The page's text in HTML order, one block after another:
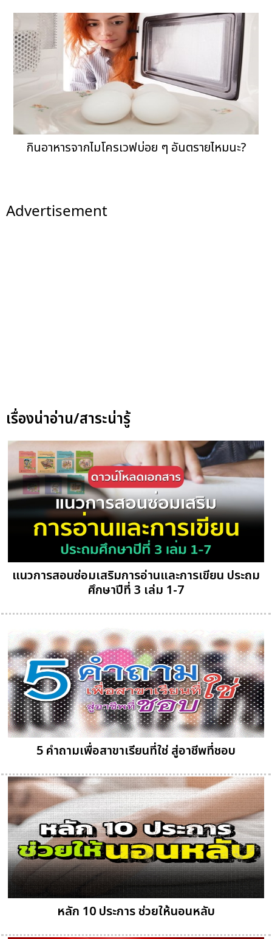
กินอาหารจากไมโครเวฟบ่อย ๆ อันตรายไหมนะ?
Advertisement
เรื่องน่าอ่าน/สาระน่ารู้
แนวการสอนซ่อมเสริมการอ่านและการเขียน ประถม
ศึกษาปีที่ 3 เล่ม 1-7
5 คำถามเพื่อสาขาเรียนที่ใช่ สู่อาชีพที่ชอบ
หลัก 10 ประการ ช่วยให้นอนหลับ